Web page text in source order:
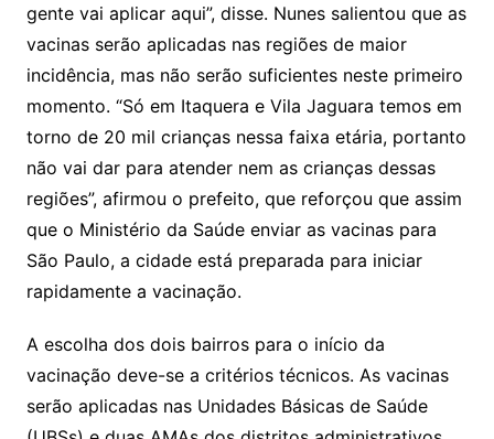
gente vai aplicar aqui”, disse. Nunes salientou que as
vacinas serão aplicadas nas regiões de maior
incidência, mas não serão suficientes neste primeiro
momento. “Só em Itaquera e Vila Jaguara temos em
torno de 20 mil crianças nessa faixa etária, portanto
não vai dar para atender nem as crianças dessas
regiões”, afirmou o prefeito, que reforçou que assim
que o Ministério da Saúde enviar as vacinas para
São Paulo, a cidade está preparada para iniciar
rapidamente a vacinação.
A escolha dos dois bairros para o início da
vacinação deve-se a critérios técnicos. As vacinas
serão aplicadas nas Unidades Básicas de Saúde